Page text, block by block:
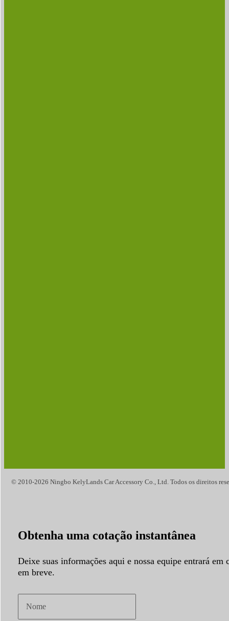
© 2010-2026 Ningbo KelyLands Car Accessory Co., Ltd. Todos os direitos
Obtenha uma cotação instantânea
Deixe suas informações aqui e nossa equipe entrará em
em breve.